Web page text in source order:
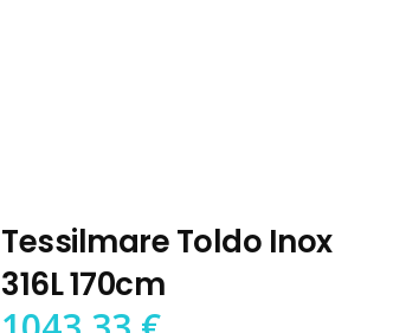
Tessilmare Toldo Inox
316L 170cm